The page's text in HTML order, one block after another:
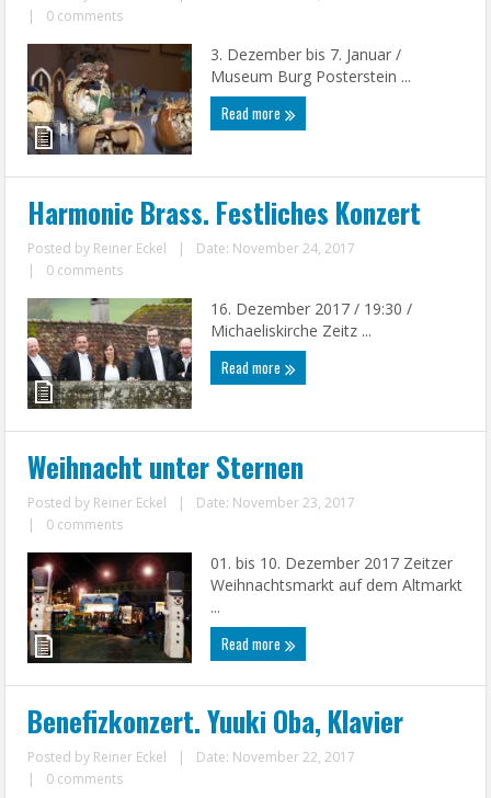
|
0 comments
3. Dezember bis 7. Januar /
Museum Burg Posterstein ...
Read more
Harmonic Brass. Festliches Konzert
Posted by Reiner Eckel |
Date: November 24, 2017
|
0 comments
16. Dezember 2017 / 19:30 /
Michaeliskirche Zeitz ...
Read more
Weihnacht unter Sternen
Posted by Reiner Eckel |
Date: November 23, 2017
|
0 comments
01. bis 10. Dezember 2017 Zeitzer
Weihnachtsmarkt auf dem Altmarkt
...
Read more
Benefizkonzert. Yuuki Oba, Klavier
Posted by Reiner Eckel |
Date: November 22, 2017
|
0 comments